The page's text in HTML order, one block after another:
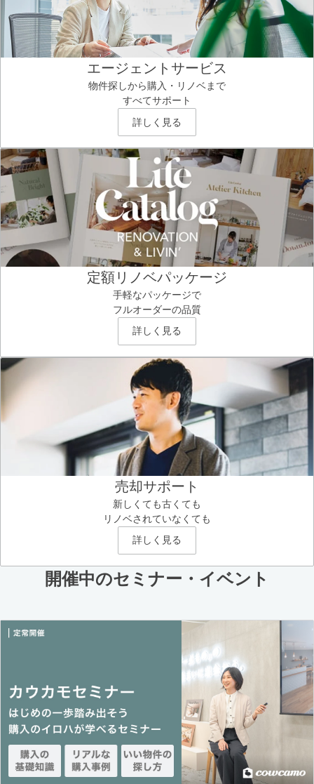
エージェントサービス
物件探しから購入・リノベまで
すべてサポート
詳しく見る
定額リノベパッケージ
手軽なパッケージで
フルオーダーの品質
詳しく見る
売却サポート
新しくても古くても
リノベされていなくても
詳しく見る
開催中のセミナー・イベント